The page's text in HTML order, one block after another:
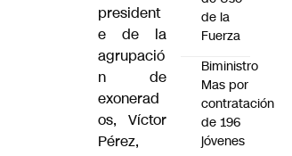
president
e de la
agrupació
n de
exonerad
os, Víctor
Pérez,
de la
Fuerza
Biministro
Mas por
contratación
de 196
jóvenes